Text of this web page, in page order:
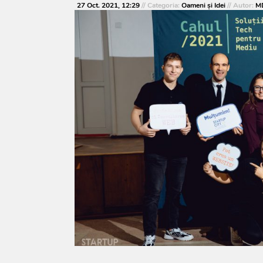
27 Oct. 2021, 12:29// Categoria: Oameni şi Idei// Autor: